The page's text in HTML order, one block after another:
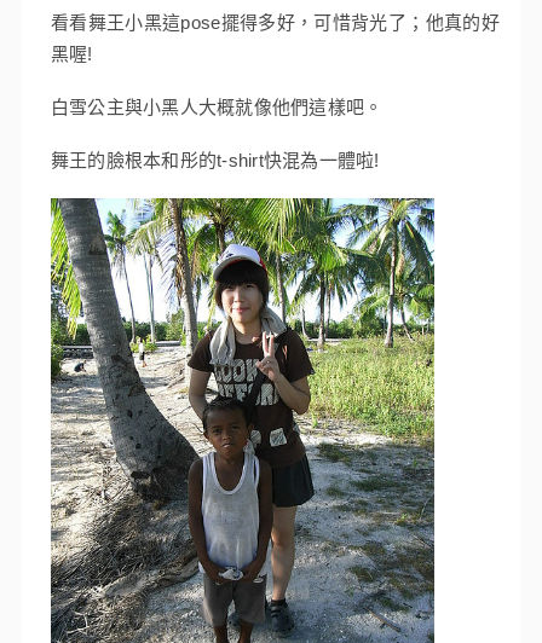
看看舞王小黑這pose擺得多好，可惜背光了；他真的好
黑喔!
白雪公主與小黑人大概就像他們這樣吧。
舞王的臉根本和彤的t-shirt快混為一體啦!